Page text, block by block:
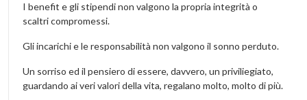
I benefit e gli stipendi non valgono la propria integrità o
scaltri compromessi.
Gli incarichi e le responsabilità non valgono il sonno perduto.
Un sorriso ed il pensiero di essere, davvero, un priviliegiato,
guardando ai veri valori della vita, regalano molto, molto di più.